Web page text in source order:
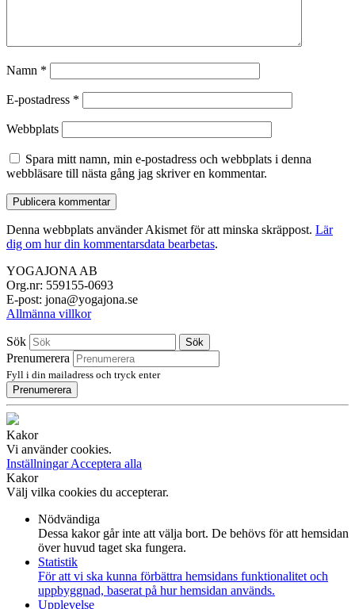
Namn *
E-postadress *
Webbplats
Spara mitt namn, min e-postadress och webbplats i denna
webbläsare till nästa gång jag skriver en kommentar.
Denna webbplats använder Akismet för att minska skräppost. Lär
dig om hur din kommentarsdata bearbetas.
YOGAJONA AB
Org.nr: 559155-0693
E-post: jona@yogajona.se
Allmänna villkor
Sök Sök
Prenumerera
Fyll i din mailadress och tryck enter
Prenumerera
Kakor
Vi använder cookies.
InställningarAcceptera alla
Kakor
Välj vilka cookies du accepterar.
Nödvändiga
Dessa kakor går inte att välja bort. De behövs för att hemsidan
över huvud taget ska fungera.
Statistik
För att vi ska kunna förbättra hemsidans funktionalitet och
uppbyggnad, baserat på hur hemsidan används.
Upplevelse